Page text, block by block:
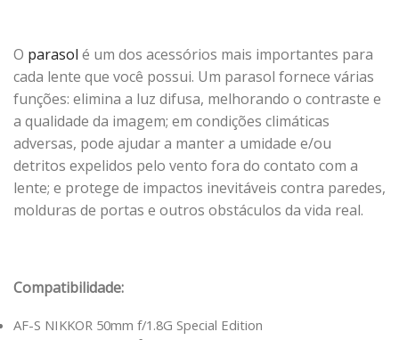
O parasol é um dos acessórios mais importantes para
cada lente que você possui. Um parasol fornece várias
funções: elimina a luz difusa, melhorando o contraste e
a qualidade da imagem; em condições climáticas
adversas, pode ajudar a manter a umidade e/ou
detritos expelidos pelo vento fora do contato com a
lente; e protege de impactos inevitáveis contra paredes,
molduras de portas e outros obstáculos da vida real.
Compatibilidade:
AF-S NIKKOR 50mm f/1.8G Special Edition